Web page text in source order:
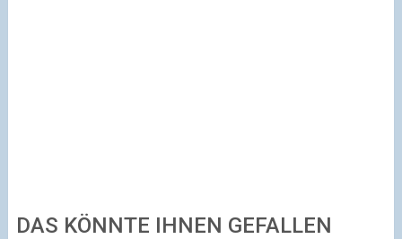
DAS KÖNNTE IHNEN GEFALLEN